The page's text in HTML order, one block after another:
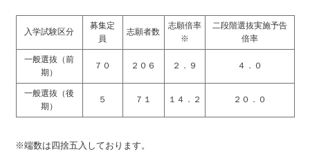
入学試験区分
募集定
員
志願者数
志願倍率
※
二段階選抜実施予告
倍率
一般選抜（前
期）
７０ ２０６ ２．９ ４．０
一般選抜（後
期）
５ ７１ １４．２ ２０．０
※端数は四捨五入しております。